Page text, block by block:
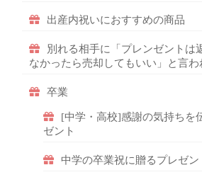
出産内祝いにおすすめの商品
別れる相手に「プレンゼントは
なかったら売却してもいい」と言
卒業
[中学・高校]感謝の気持ちを
ゼント
中学の卒業祝に贈るプレゼン